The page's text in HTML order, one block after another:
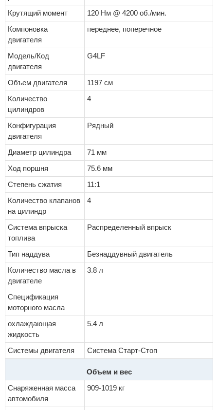
Крутящий момент
120 Нм @ 4200 об./мин.
Компоновка
двигателя
переднее, поперечное
Модель/Код
двигателя
G4LF
Объем двигателя
1197 см
Количество
цилиндров
4
Конфигурация
двигателя
Рядный
Диаметр цилиндра
71 мм
Ход поршня
75.6 мм
Степень сжатия
11:1
Количество клапанов
на цилиндр
4
Система впрыска
топлива
Распределенный впрыск
Тип наддува
Безнаддувный двигатель
Количество масла в
двигателе
3.8 л
Спецификация
моторного масла
охлаждающая
жидкость
5.4 л
Системы двигателя Система Старт-Стоп
Объем и вес
Снаряженная масса
автомобиля
909-1019 кг